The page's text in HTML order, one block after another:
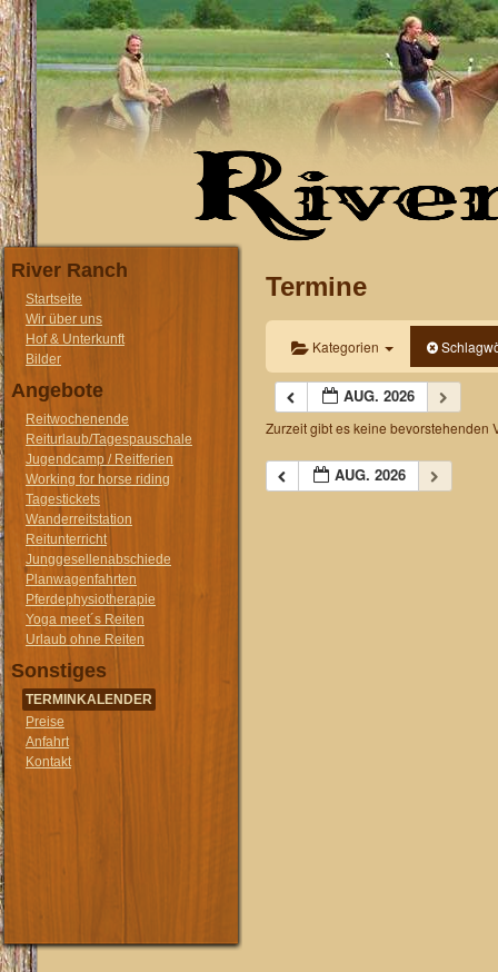
River Ranch
Startseite
Wir über uns
Hof & Unterkunft
Bilder
Angebote
Reitwochenende
Reiturlaub/Tagespauschale
Jugendcamp / Reitferien
Working for horse riding
Tagestickets
Wanderreitstation
Reitunterricht
Junggesellenabschiede
Planwagenfahrten
Pferdephysiotherapie
Yoga meet´s Reiten
Urlaub ohne Reiten
Sonstiges
TERMINKALENDER
Preise
Anfahrt
Kontakt
Termine
Kategorien
AUG. 2026
Zurzeit gibt es keine bevorstehenden
AUG. 2026